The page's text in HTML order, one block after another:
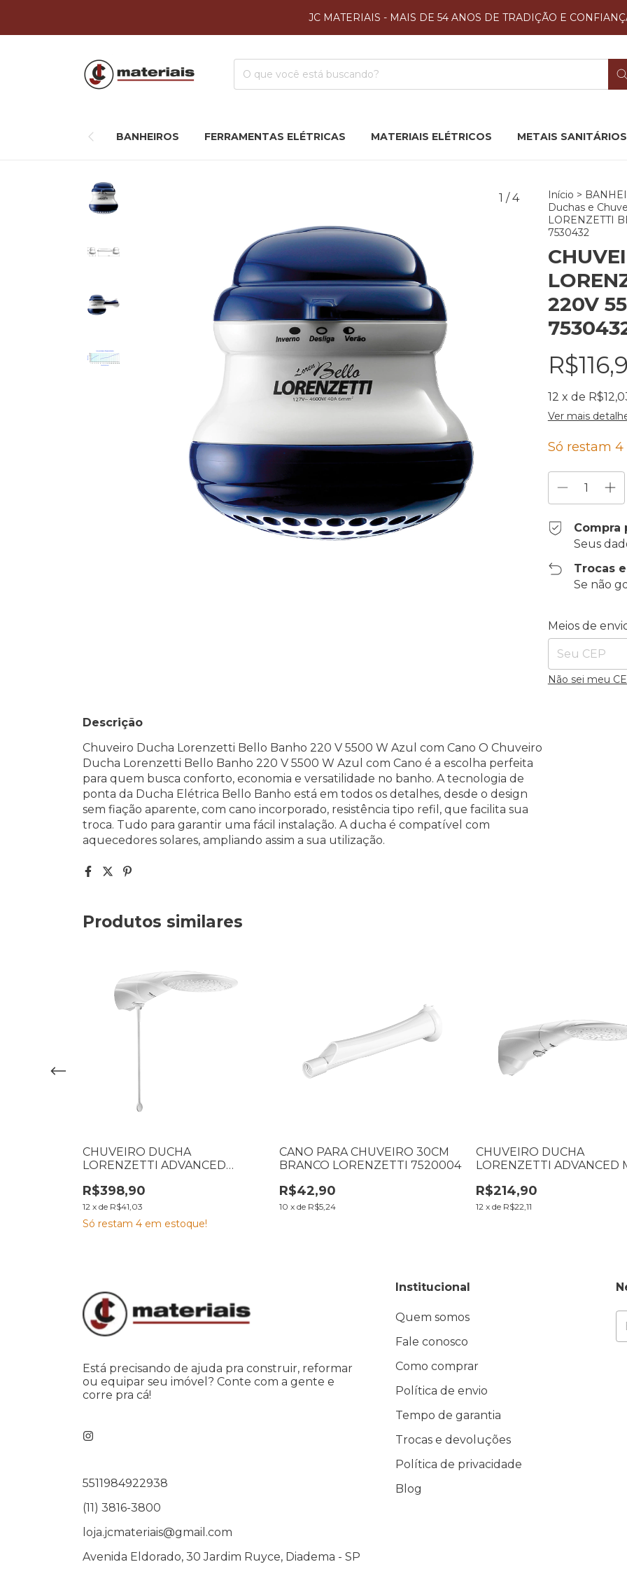
JC MATERIAIS - MAIS DE 54 ANOS DE TRADIÇÃO E
BANHEIROS FERRAMENTAS ELÉTRICAS MATERIAIS ELÉTRICOS METAIS SANITÁRIOS
1 /4 Início >
Duchas e
LORENZETTI
7530432
220V
12 x de
Ver mais
Só restam 4
Compra
Seus
Trocas
Se não
Entregas para o
Meios de
Não sei meu
Descrição
Chuveiro Ducha Lorenzetti Bello Banho 220 V 5500 W Azul com Cano O Chuveiro
Ducha Lorenzetti Bello Banho 220 V 5500 W Azul com Cano é a escolha perfeita
para quem busca conforto, economia e versatilidade no banho. A tecnologia de
ponta da Ducha Elétrica Bello Banho está em todos os detalhes, desde o design
sem fiação aparente, com cano incorporado, resistência tipo refil, que facilita sua
troca. Tudo para garantir uma fácil instalação. A ducha é compatível com
aquecedores solares, ampliando assim a sua utilização.
Produtos similares
CHUVEIRO DUCHA
LORENZETTI ADVANCED
6000W 7510539
R$398,90
12 x de R$41,03
Só restam 4 em estoque!
CANO PARA CHUVEIRO 30CM
BRANCO LORENZETTI 7520004
R$42,90
10 x de R$5,24
CHUVEIRO DUCHA
LORENZETTI ADVANCED
R$214,90
12 x de R$22,11
Está precisando de ajuda pra construir, reformar
ou equipar seu imóvel? Conte com a gente e
corre pra cá!
5511984922938
(11) 3816-3800
loja.jcmateriais@gmail.com
Avenida Eldorado, 30 Jardim Ruyce, Diadema - SP
Institucional
Quem somos
Fale conosco
Como comprar
Política de envio
Tempo de garantia
Trocas e devoluções
Política de privacidade
Blog